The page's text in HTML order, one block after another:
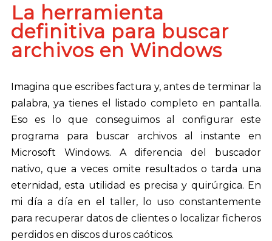
La herramienta
definitiva para buscar
archivos en Windows
Imagina que escribes factura y, antes de terminar la
palabra, ya tienes el listado completo en pantalla.
Eso es lo que conseguimos al configurar este
programa para buscar archivos al instante en
Microsoft Windows. A diferencia del buscador
nativo, que a veces omite resultados o tarda una
eternidad, esta utilidad es precisa y quirúrgica. En
mi día a día en el taller, lo uso constantemente
para recuperar datos de clientes o localizar ficheros
perdidos en discos duros caóticos.